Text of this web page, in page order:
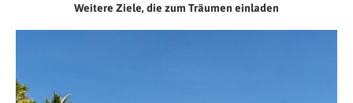
Weitere Ziele, die zum Träumen einladen